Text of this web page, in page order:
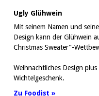
Ugly Glühwein
Mit seinem Namen und
Design kann der Glühwein
Christmas Sweater"-
Weihnachtliches Design
Wichtelgeschenk.
Zu Foodist »